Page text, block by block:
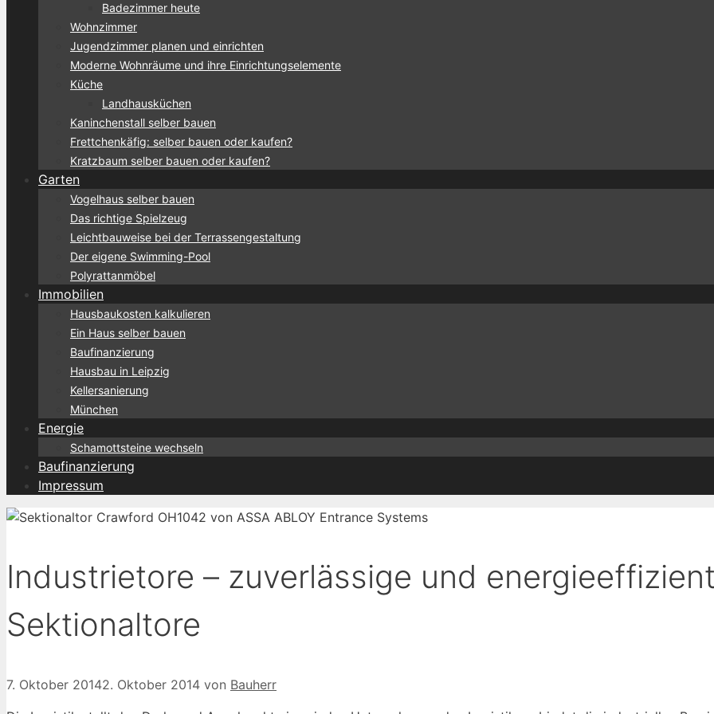
Badezimmer heute
Wohnzimmer
Jugendzimmer planen und einrichten
Moderne Wohnräume und ihre Einrichtungselemente
Küche
Landhausküchen
Kaninchenstall selber bauen
Frettchenkäfig: selber bauen oder kaufen?
Kratzbaum selber bauen oder kaufen?
Garten
Vogelhaus selber bauen
Das richtige Spielzeug
Leichtbauweise bei der Terrassengestaltung
Der eigene Swimming-Pool
Polyrattanmöbel
Immobilien
Hausbaukosten kalkulieren
Ein Haus selber bauen
Baufinanzierung
Hausbau in Leipzig
Kellersanierung
München
Energie
Schamottsteine wechseln
Baufinanzierung
Impressum
Industrietore – zuverlässige und
Sektionaltore
7. Oktober 20142. Oktober 2014 von Bauherr